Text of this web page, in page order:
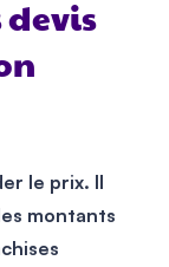
devis
le prix. Il
montants